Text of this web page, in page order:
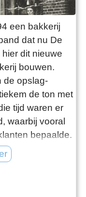
een bakkerij
dat nu De
dit nieuwe
bouwen.
de opslag-
de ton met
tijd waren er
waarbij vooral
bepaalde.
het bedrijf
en Dickie